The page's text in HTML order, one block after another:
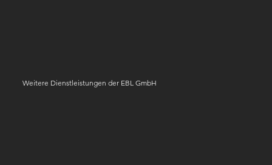
Weitere Dienstleistungen der EBL GmbH